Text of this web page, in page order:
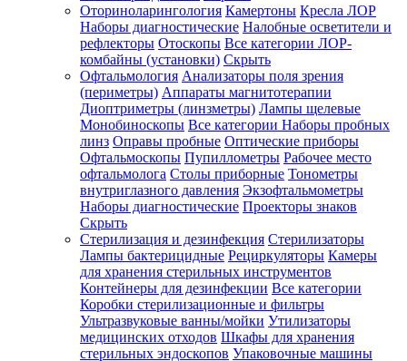
Оториноларингология Камертоны Кресла ЛОР
Наборы диагностические Налобные осветители и
рефлекторы Отоскопы Все категории ЛОР-
комбайны (установки) Скрыть
Офтальмология Анализаторы поля зрения
(периметры) Аппараты магнитотерапии
Диоптриметры (линзметры) Лампы щелевые
Монобиноскопы Все категории Наборы пробных
линз Оправы пробные Оптические приборы
Офтальмоскопы Пупиллометры Рабочее место
офтальмолога Столы приборные Тонометры
внутриглазного давления Экзофтальмометры
Наборы диагностические Проекторы знаков
Скрыть
Стерилизация и дезинфекция Стерилизаторы
Лампы бактерицидные Рециркуляторы Камеры
для хранения стерильных инструментов
Контейнеры для дезинфекции Все категории
Коробки стерилизационные и фильтры
Ультразвуковые ванны/мойки Утилизаторы
медицинских отходов Шкафы для хранения
стерильных эндоскопов Упаковочные машины